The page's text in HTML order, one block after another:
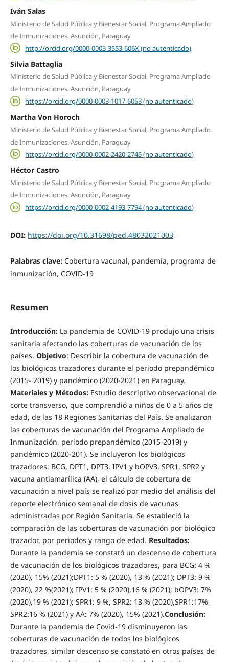
Iván Salas
Ministerio de Salud Pública y Bienestar Social, Programa Ampliado
de Inmunizaciones. Asunción, Paraguay
http://orcid.org/0000-0003-3553-606X (no autenticado)
Silvia Battaglia
Ministerio de Salud Pública y Bienestar Social, Programa Ampliado
de Inmunizaciones. Asunción, Paraguay
https://orcid.org/0000-0003-1017-6053 (no autenticado)
Martha Von Horoch
Ministerio de Salud Pública y Bienestar Social, Programa Ampliado
de Inmunizaciones. Asunción, Paraguay
https://orcid.org/0000-0002-2420-2745 (no autenticado)
Héctor Castro
Ministerio de Salud Pública y Bienestar Social, Programa Ampliado
de Inmunizaciones. Asunción, Paraguay
https://orcid.org/0000-0002-4193-7794 (no autenticado)
DOI: https://doi.org/10.31698/ped.48032021003
Palabras clave: Cobertura vacunal, pandemia, programa de
inmunización, COVID-19
Resumen
Introducción: La pandemia de COVID-19 produjo una crisis
sanitaria afectando las coberturas de vacunación de los
países. Objetivo: Describir la cobertura de vacunación de
los biológicos trazadores durante el periodo prepandémico
(2015- 2019) y pandémico (2020-2021) en Paraguay.
Materiales y Métodos: Estudio descriptivo observacional de
corte transverso, que comprendió a niños de 0 a 5 años de
edad, de las 18 Regiones Sanitarias del País. Se analizaron
las coberturas de vacunación del Programa Ampliado de
Inmunización, periodo prepandémico (2015-2019) y
pandémico (2020-201). Se incluyeron los biológicos
trazadores: BCG, DPT1, DPT3, IPV1 y bOPV3, SPR1, SPR2 y
vacuna antiamarílica (AA), el cálculo de cobertura de
vacunación a nivel país se realizó por medio del análisis del
reporte electrónico semanal de dosis de vacunas
administradas por Región Sanitaria. Se estableció la
comparación de las coberturas de vacunación por biológico
trazador, por periodos y rango de edad. Resultados:
Durante la pandemia se constató un descenso de cobertura
de vacunación de los biológicos trazadores, para BCG: 4 %
(2020), 15% (2021);DPT1: 5 % (2020), 13 % (2021); DPT3: 9 %
(2020), 22 %(2021); IPV1: 5 % (2020),16 % (2021); bOPV3: 7%
(2020),19 % (2021); SPR1: 9 %, SPR2: 13 % (2020),SPR1:17%,
SPR2:16 % (2021) y AA: 7% (2020), 15% (2021).Conclusión:
Durante la pandemia de Covid-19 disminuyeron las
coberturas de vacunación de todos los biológicos
trazadores, similar descenso se constató en otros países de